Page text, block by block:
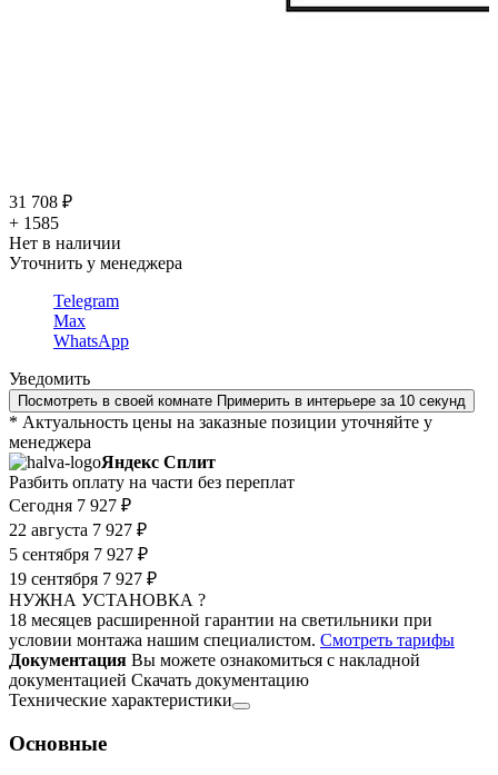
31 708 ₽
+ 1585
Нет в наличии
Уточнить у менеджера
Telegram
Max
WhatsApp
Уведомить
Посмотреть в своей комнате Примерить в интерьере за 10 секунд
* Актуальность цены на заказные позиции уточняйте у
менеджера
Яндекс Сплит
Разбить оплату на части без переплат
Сегодня 7 927 ₽
22 августа 7 927 ₽
5 сентября 7 927 ₽
19 сентября 7 927 ₽
НУЖНА УСТАНОВКА ?
18 месяцев расширенной гарантии на светильники при
условии монтажа нашим специалистом. Смотреть тарифы
Документация Вы можете ознакомиться с накладной
документацией Скачать документацию
Технические характеристики
Основные